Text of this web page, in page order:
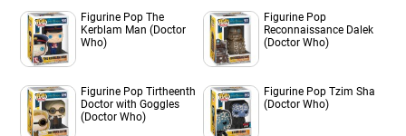
Figurine Pop The
Kerblam Man (Doctor
Who)
Figurine Pop
Reconnaissance Dalek
(Doctor Who)
Figurine Pop Tirtheenth
Doctor with Goggles
(Doctor Who)
Figurine Pop Tzim Sha
(Doctor Who)